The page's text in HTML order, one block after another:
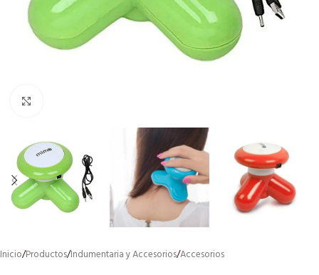
Inicio/Productos/Indumentaria y Accesorios/Accesorios